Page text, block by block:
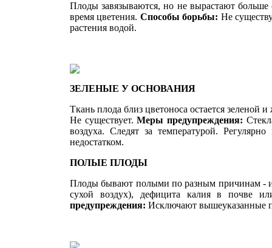
Плоды завязываются, но не вырастают больше
время цветения. Способы борьбы: Не
расте­ния водой.
ЗЕЛЕНЫЕ У ОСНОВАНИЯ
Ткань плода близ цветоноса остается
Не существует.Меры предупреждения:
воздуха. Следят за температурой.
недостатком.
ПОЛЫЕ ПЛОДЫ
Плоды бывают полыми по разным причинам -
сухой воз­дух), дефицита калия в почве
предупреждения: Исключают вышеуказанные